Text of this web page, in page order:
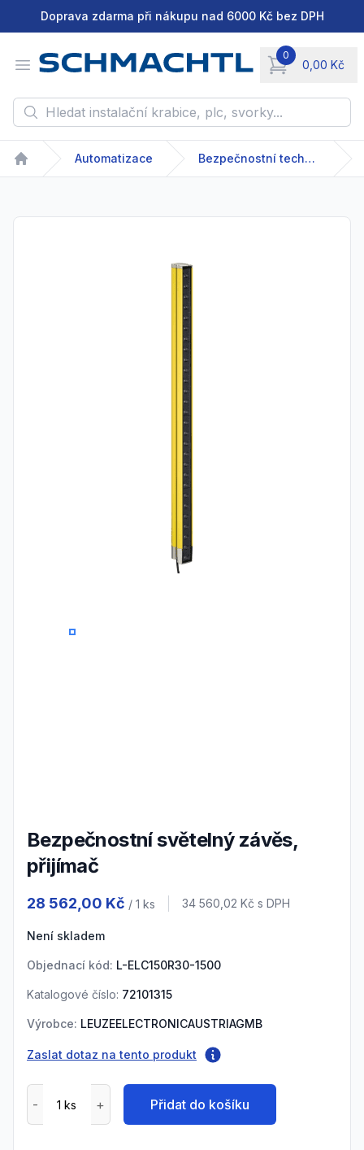
Doprava zdarma při nákupu nad 6000 Kč bez DPH
Open menu
0
0,00 Kč
items in cart,
Hledat instalační krabice, plc, svorky...
Home
Automatizace Bezpečnostní technika
0
Bezpečnostní světelný závěs,
přijímač
28 562,00 Kč / 1 ks Cena s DPH
34 560,02 Kč s DPH
Není skladem
Objednací kód: L-ELC150R30-1500
Katalogové číslo: 72101315
Výrobce: LEUZEELECTRONICAUSTRIAGMB
Zaslat dotaz na tento produkt
Přidat do košíku